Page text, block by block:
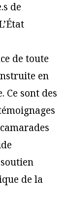
de
de toute
en
sont des
de la